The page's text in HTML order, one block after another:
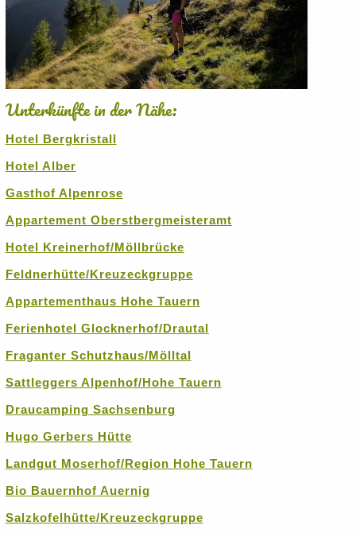
Unterkünfte in der Nähe:
Hotel Bergkristall
Hotel Alber
Gasthof Alpenrose
Appartement Oberstbergmeisteramt
Hotel Kreinerhof/Möllbrücke
Feldnerhütte/Kreuzeckgruppe
Appartementhaus Hohe Tauern
Ferienhotel Glocknerhof/Drautal
Fraganter Schutzhaus/Mölltal
Sattleggers Alpenhof/Hohe Tauern
Draucamping Sachsenburg
Hugo Gerbers Hütte
Landgut Moserhof/Region Hohe Tauern
Bio Bauernhof Auernig
Salzkofelhütte/Kreuzeckgruppe